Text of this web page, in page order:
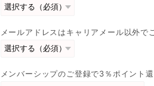
メールアドレスはキャリアメール以外で
メンバーシップのご登録で3％ポイント